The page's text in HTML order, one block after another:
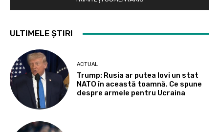
ULTIMELE ȘTIRI
ACTUAL
Trump: Rusia ar putea lovi un stat
NATO în această toamnă. Ce spune
despre armele pentru Ucraina